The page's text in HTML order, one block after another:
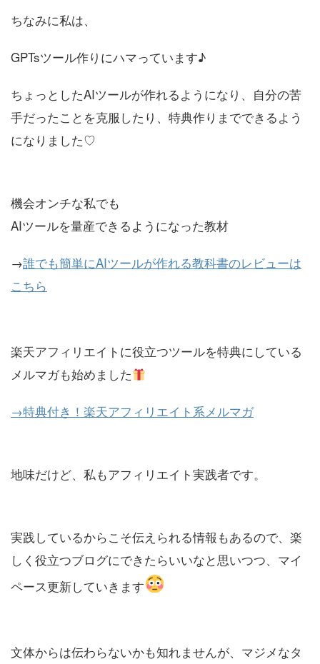
ちなみに私は、
GPTsツール作りにハマっています♪
ちょっとしたAIツールが作れるようになり、自分の苦
手だったことを克服したり、特典作りまでできるよう
になりました♡
機会オンチな私でも
AIツールを量産できるようになった教材
→誰でも簡単にAIツールが作れる教科書のレビューは
こちら
楽天アフィリエイトに役立つツールを特典にしている
メルマガも始めました
→特典付き！楽天アフィリエイト系メルマガ
地味だけど、私もアフィリエイト実践者です。
実践しているからこそ伝えられる情報もあるので、楽
しく役立つブログにできたらいいなと思いつつ、マイ
ペース更新していきます
文体からは伝わらないかも知れませんが、マジメなタ